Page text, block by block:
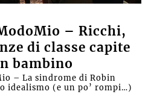
– Ricchi,
di classe capite
bambino
– La sindrome di Robin
idealismo (e un po’ rompi…)